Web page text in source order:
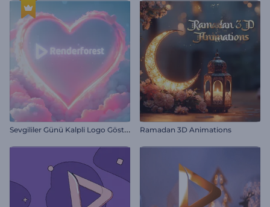
S
evgililer Günü Kalpli Logo Gösterimi Ramadan 3D Animations